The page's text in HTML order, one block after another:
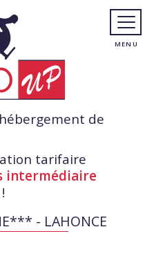
de
tarifaire
intermédiaire
- LAHONCE